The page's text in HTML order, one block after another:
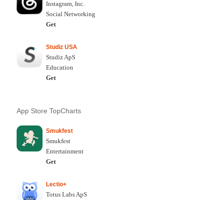
Instagram, Inc.
Social Networking
Get
Studiz USA
Studiz ApS
Education
Get
App Store TopCharts
Smukfest
Smukfest
Entertainment
Get
Lectio+
Totus Labs ApS